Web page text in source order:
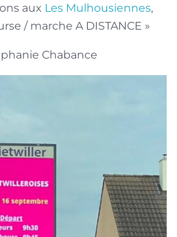
aux Les Mulhousiennes,
/ marche A DISTANCE »
Chabance